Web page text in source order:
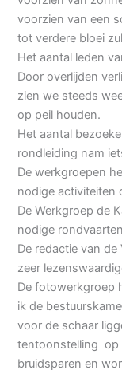
voorzien van een
tot verdere bloei
Het aantal leden
Door overlijden
zien we steeds
op peil houden.
Het aantal
rondleiding nam
De werkgroepen
nodige activiteiten
De Werkgroep de
nodige
De redactie van
zeer
De fotowerkgroep
ik de
voor de schaar
tentoonstelling op
bruidsparen en